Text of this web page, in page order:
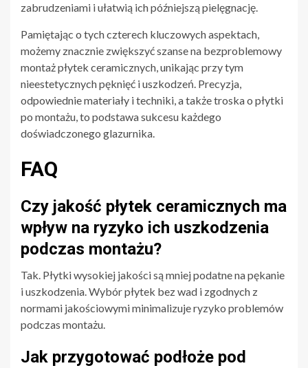
zabrudzeniami i ułatwią ich późniejszą pielęgnację.
Pamiętając o tych czterech kluczowych aspektach,
możemy znacznie zwiększyć szanse na bezproblemowy
montaż płytek ceramicznych, unikając przy tym
nieestetycznych pęknięć i uszkodzeń. Precyzja,
odpowiednie materiały i techniki, a także troska o płytki
po montażu, to podstawa sukcesu każdego
doświadczonego glazurnika.
FAQ
Czy jakość płytek ceramicznych ma
wpływ na ryzyko ich uszkodzenia
podczas montażu?
Tak. Płytki wysokiej jakości są mniej podatne na pękanie
i uszkodzenia. Wybór płytek bez wad i zgodnych z
normami jakościowymi minimalizuje ryzyko problemów
podczas montażu.
Jak przygotować podłoże pod